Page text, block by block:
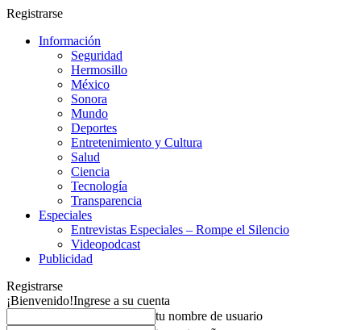
Registrarse
Información
Seguridad
Hermosillo
México
Sonora
Mundo
Deportes
Entretenimiento y Cultura
Salud
Ciencia
Tecnología
Transparencia
Especiales
Entrevistas Especiales – Rompe el Silencio
Videopodcast
Publicidad
Registrarse
¡Bienvenido!Ingrese a su cuenta
tu nombre de usuario